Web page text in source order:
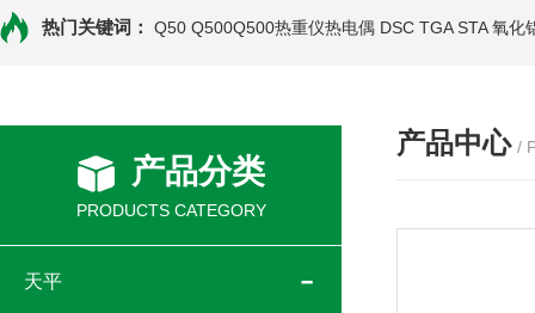
热门关键词： Q50 Q500Q500热重仪热电偶 DSC TGA STA 氧化
产品分类
PRODUCTS CATEGORY
天平
产品中心 /